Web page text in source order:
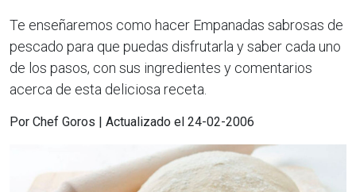
Te enseñaremos como hacer Empanadas sabrosas de
pescado para que puedas disfrutarla y saber cada uno
de los pasos, con sus ingredientes y comentarios
acerca de esta deliciosa receta.
Por Chef Goros | Actualizado el 24-02-2006